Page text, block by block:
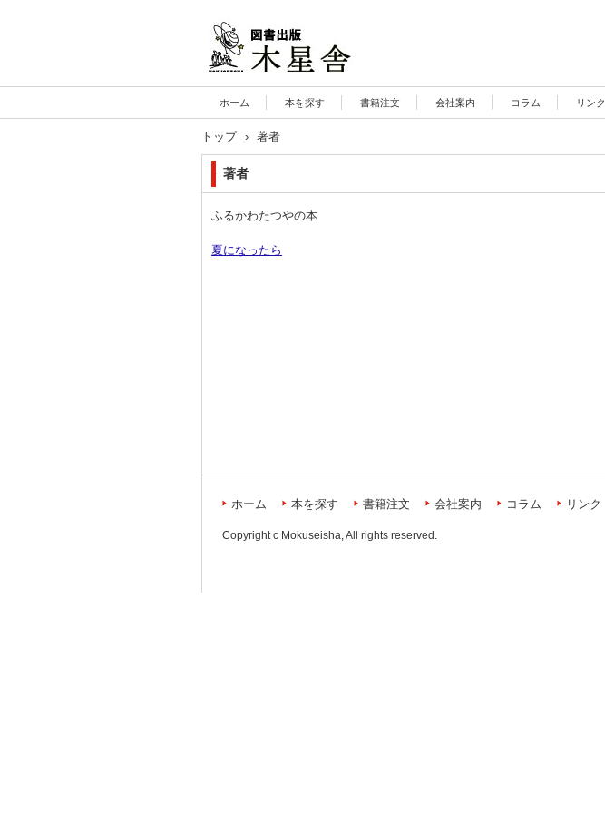
木星舎ホームページ
ホーム 本を探す 書籍注文 会社案内 コラム リンク
トップ › 著者
著者
ふるかわたつやの本
夏になったら
ホーム 本を探す 書籍注文 会社案内 コラム リンク
Copyright c Mokuseisha, All rights reserved.